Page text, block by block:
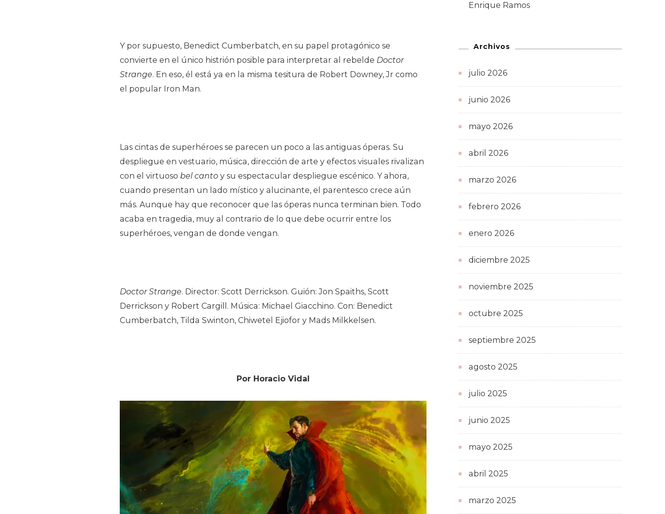
Y por supuesto, Benedict Cumberbatch, en su papel protagónico se
convierte en el único histrión posible para interpretar al rebelde Doctor
Strange. En eso, él está ya en la misma tesitura de Robert Downey, Jr como
el popular Iron Man.
Las cintas de superhéroes se parecen un poco a las antiguas óperas. Su
despliegue en vestuario, música, dirección de arte y efectos visuales rivalizan
con el virtuoso bel canto y su espectacular despliegue escénico. Y ahora,
cuando presentan un lado místico y alucinante, el parentesco crece aún
más. Aunque hay que reconocer que las óperas nunca terminan bien. Todo
acaba en tragedia, muy al contrario de lo que debe ocurrir entre los
superhéroes, vengan de donde vengan.
Doctor Strange. Director: Scott Derrickson. Guión: Jon Spaiths, Scott
Derrickson y Robert Cargill. Música: Michael Giacchino. Con: Benedict
Cumberbatch, Tilda Swinton, Chiwetel Ejiofor y Mads Milkkelsen.
Por Horacio Vidal
Enrique Ramos
Archivos
julio 2026
junio 2026
mayo 2026
abril 2026
marzo 2026
febrero 2026
enero 2026
diciembre 2025
noviembre 2025
octubre 2025
septiembre 2025
agosto 2025
julio 2025
junio 2025
mayo 2025
abril 2025
marzo 2025